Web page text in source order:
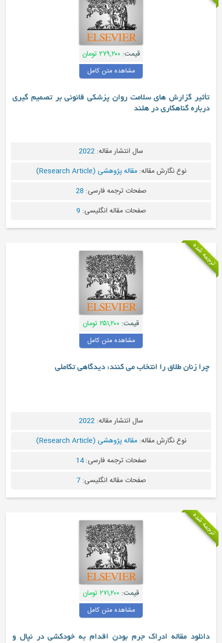
قیمت: ۲۷۹,۲۰۰ تومان
مشاهده متن کامل
تأثیر گزارش های سلامت روان پزشکی قانونی بر تصمیم گیری
درباره گناهکاری در هلند
سال انتشار مقاله: 2022
نوع نگارش مقاله:مقاله پژوهشی (Research Article)
صفحات ترجمه فارسی: 28
صفحات مقاله انگلیسی: 9
ترجمه شده
قیمت: ۲۵۱,۲۰۰ تومان
مشاهده متن کامل
چرا زنان طلاق را انتخاب می کنند: دیدگاهی تکاملی
سال انتشار مقاله: 2022
نوع نگارش مقاله:مقاله پژوهشی (Research Article)
صفحات ترجمه فارسی:14
صفحات مقاله انگلیسی:7
ترجمه شده
قیمت: ۲۷۱,۲۰۰ تومان
مشاهده متن کامل
دانلود مقاله ادراک جرم بودن اقدام به خودکشی در نپال و